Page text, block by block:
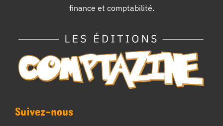
finance et comptabilité.
Suivez-nous